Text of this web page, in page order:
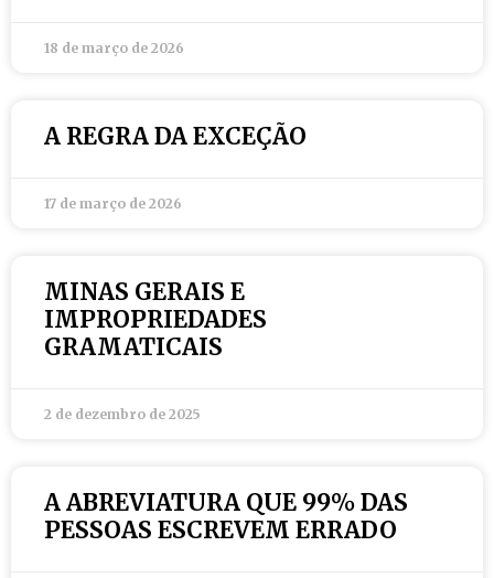
18 de março de 2026
A REGRA DA EXCEÇÃO
17 de março de 2026
MINAS GERAIS E
IMPROPRIEDADES
GRAMATICAIS
2 de dezembro de 2025
A ABREVIATURA QUE 99% DAS
PESSOAS ESCREVEM ERRADO